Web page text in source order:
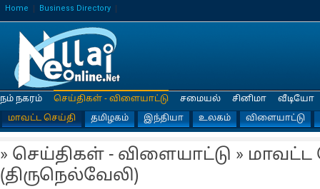
Home Business Directory
நம் நகரம்
செய்திகள் - விளையாட்டு
மாவட்ட செய்தி
தமிழகம் இந்தியா உலகம் விளையாட்டு
சமையல் சினிமா வீடியோ
» செய்திகள் - விளையாட்டு » மாவட்ட
(திருநெல்வேலி)